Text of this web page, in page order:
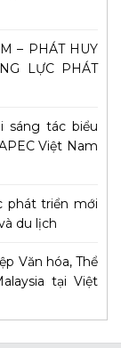
– PHÁT HUY
LỰC PHÁT
sáng tác biểu
Việt Nam
phát triển mới
du lịch
Văn hóa, Thể
tại Việt